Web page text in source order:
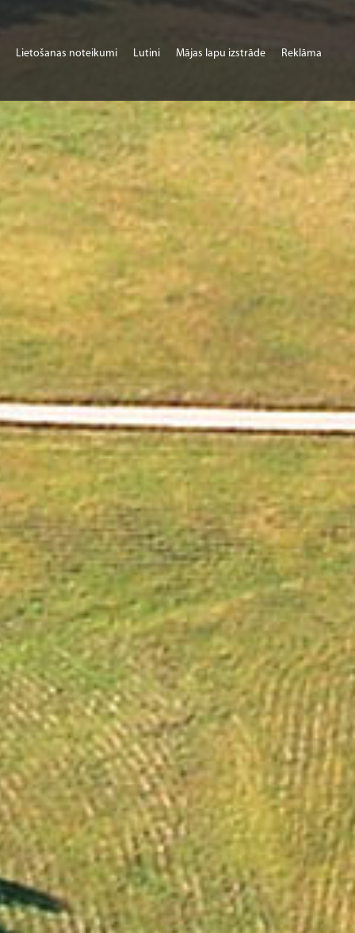
Lietošanas noteikumi Lutini Mājas lapu izstrāde Reklāma